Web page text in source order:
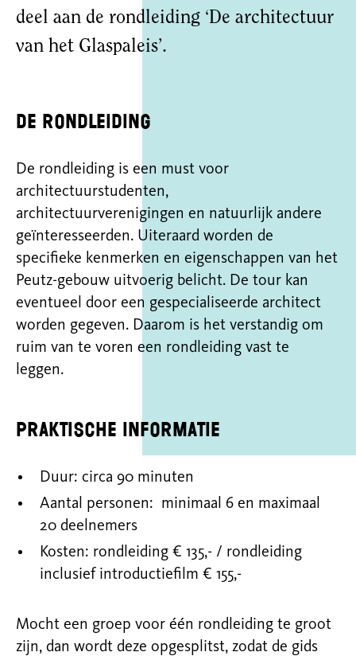
deel aan de rondleiding ‘De architectuur
van het Glaspaleis’.
De rondleiding
De rondleiding is een must voor
architectuurstudenten,
architectuurverenigingen en natuurlijk andere
geïnteresseerden. Uiteraard worden de
specifieke kenmerken en eigenschappen van het
Peutz-gebouw uitvoerig belicht. De tour kan
eventueel door een gespecialiseerde architect
worden gegeven. Daarom is het verstandig om
ruim van te voren een rondleiding vast te
leggen.
Praktische informatie
Duur: circa 90 minuten
Aantal personen: minimaal 6 en maximaal
20 deelnemers
Kosten: rondleiding € 135,- / rondleiding
inclusief introductiefilm € 155,-
Mocht een groep voor één rondleiding te groot
zijn, dan wordt deze opgesplitst, zodat de gids